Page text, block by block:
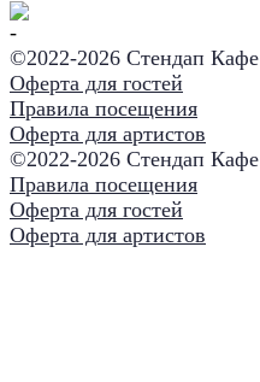
©2022-2026 Стендап Кафе
Оферта для гостей
Правила посещения
Оферта для артистов
©2022-2026 Стендап Кафе
Правила посещения
Оферта для гостей
Оферта для артистов